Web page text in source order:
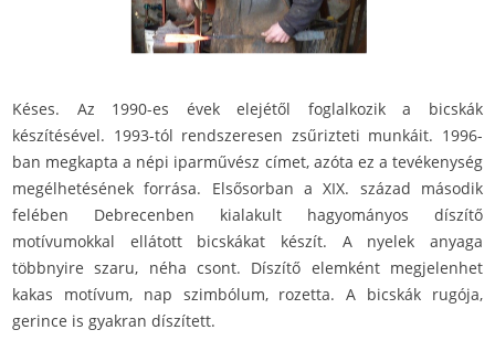
Késes. Az 1990-es évek elejétől foglalkozik a bicskák
készítésével. 1993-tól rendszeresen zsűrizteti munkáit. 1996-
ban megkapta a népi iparművész címet, azóta ez a tevékenység
megélhetésének forrása. Elsősorban a XIX. század második
felében Debrecenben kialakult hagyományos díszítő
motívumokkal ellátott bicskákat készít. A nyelek anyaga
többnyire szaru, néha csont. Díszítő elemként megjelenhet
kakas motívum, nap szimbólum, rozetta. A bicskák rugója,
gerince is gyakran díszített.